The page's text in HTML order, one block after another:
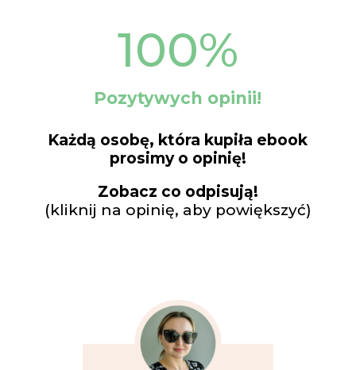
100%
Pozytywych opinii!
Każdą osobę, która kupiła ebook
prosimy o opinię!
Zobacz co odpisują!
(kliknij na opinię, aby powiększyć)